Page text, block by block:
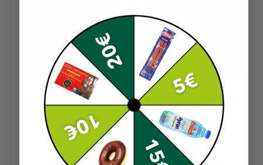
Tanay Sallama Earl Grey
Caykur Tiryaki Cay 500g